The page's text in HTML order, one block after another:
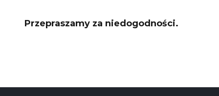
Przepraszamy za niedogodności.